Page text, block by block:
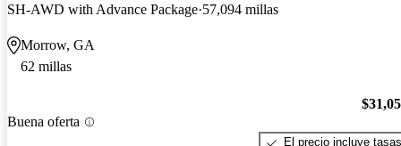
SH-AWD with Advance Package 57,094 millas
Morrow, GA
62 millas
Buena oferta
El precio incluye tasas